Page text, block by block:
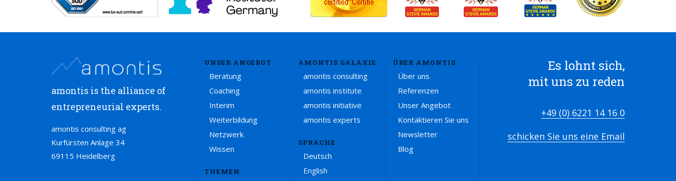
amontis is the alliance of
entrepreneurial experts.
amontis consulting ag
Kurfürsten Anlage 34
69115 Heidelberg
UNSER ANGEBOT
Beratung
Coaching
Interim
Weiterbildung
Netzwerk
Wissen
THEMEN
AMONTIS GALAXIE
amontis consulting
amontis institute
amontis initiative
amontis experts
SPRACHE
Deutsch
English
ÜBER AMONTIS
Über uns
Referenzen
Unser Angebot
Kontaktieren Sie uns
Newsletter
Blog
Es lohnt sich,
mit uns zu reden
+49 (0) 6221 14 16 0
schicken Sie uns eine Email